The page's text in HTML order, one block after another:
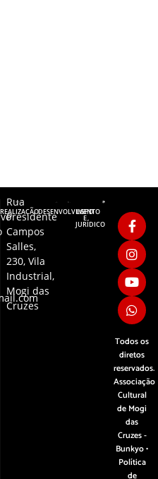
REALIZAÇÃO
Rua
Presidente
Campos
Salles,
230, Vila
Industrial,
Mogi das
Cruzes
DESENVOLVIMENTO
LGPD
E
JURÍDICO
Todos os
diretos
reservados.
Associação
Cultural
de Mogi
das
Cruzes -
Bunkyo •
Política
de